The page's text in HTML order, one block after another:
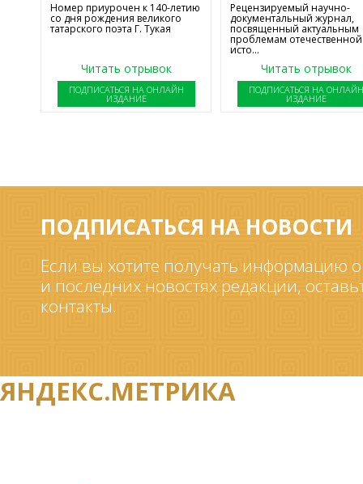
Номер приурочен к 140-летию
со дня рождения великого
татарского поэта Г. Тукая
Читать отрывок
ПОДПИСАТЬСЯ НА ОНЛАЙН
ИЗДАНИЕ
Рецензируемый научно-
документальный журнал,
посвященный актуальным
проблемам отечественной
исто...
Читать отрывок
ПОДПИСАТЬСЯ НА
ИЗДАНИЕ
ПОДПИСАТЬСЯ НА НОВОСТИ
Если вы хотите получать информацию
и последних новостях редакции,
контакты.
ЯНДЕКС.МЕТРИКА